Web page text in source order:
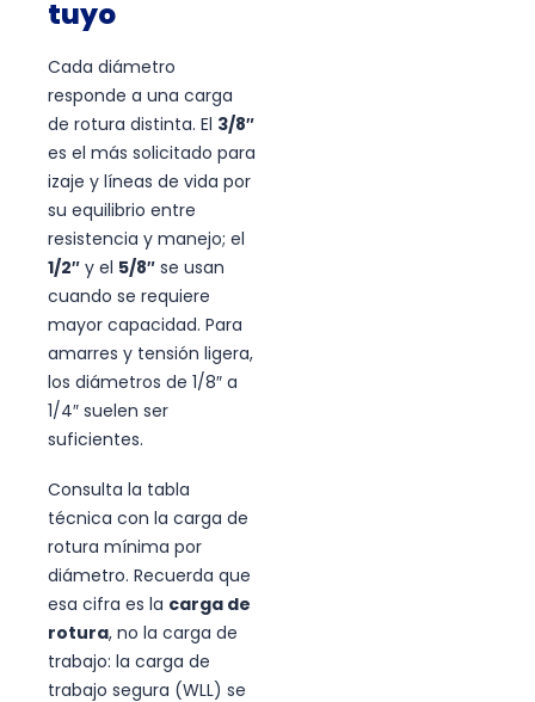
tuyo
Cada diámetro
responde a una carga
de rotura distinta. El 3/8″
es el más solicitado para
izaje y líneas de vida por
su equilibrio entre
resistencia y manejo; el
1/2″ y el 5/8″ se usan
cuando se requiere
mayor capacidad. Para
amarres y tensión ligera,
los diámetros de 1/8″ a
1/4″ suelen ser
suficientes.
Consulta la tabla
técnica con la carga de
rotura mínima por
diámetro. Recuerda que
esa cifra es la carga de
rotura, no la carga de
trabajo: la carga de
trabajo segura (WLL) se